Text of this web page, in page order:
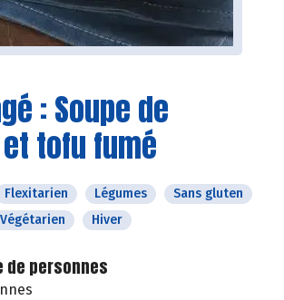
: Soupe de
tofu fumé
Flexitarien Légumes
Sans gluten
Végétarien Hiver
de personnes